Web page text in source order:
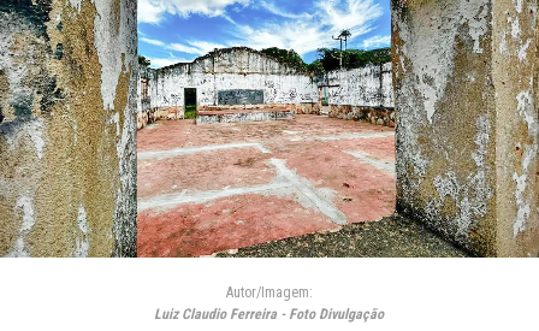
Autor/Imagem:
Luiz Claudio Ferreira - Foto Divulgação